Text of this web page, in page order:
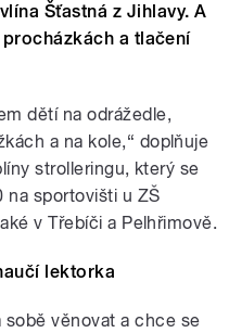
Šťastná z Jihlavy. A
a tlačení
dětí na odrážedle,
a na kole,“ doplňuje
strolleringu, který se
na sportovišti u ZŠ
v Třebíči a Pelhřimově.
lektorka
sobě věnovat a chce se